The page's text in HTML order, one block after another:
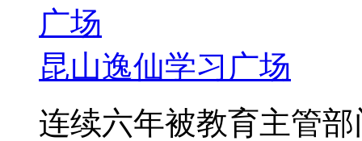
昆山逸仙学习广场
连续六年被教育主管